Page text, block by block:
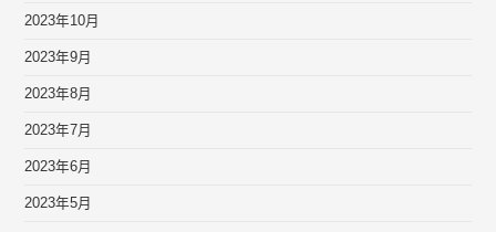
2023年10月
2023年9月
2023年8月
2023年7月
2023年6月
2023年5月